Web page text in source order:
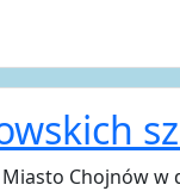
Chojnów w